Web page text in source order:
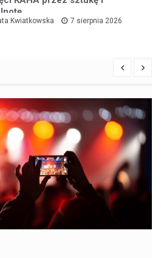
Kwiatkowska 7 sierpnia 2026